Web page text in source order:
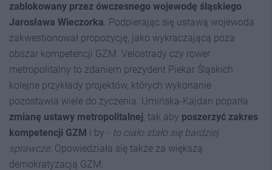
zablokowany przez ówczesnego wojewodę śląskiego
Jarosława Wieczorka. Podpierając się ustawą wojewoda
zakwestionował propozycję, jako wykraczającą poza
obszar kompetencji GZM. Velostrady czy rower
metropolitalny to zdaniem prezydent Piekar Śląskich
kolejne przykłady projektów, których wykonanie
pozostawia wiele do życzenia. Umińska-Kajdan poparła
zmianę ustawy metropolitalnej, tak aby poszerzyć zakres
kompetencji GZM i by
- to ciało stało się bardziej
sprawcze. Opowiedziała się także za większą
demokratyzacją GZM.